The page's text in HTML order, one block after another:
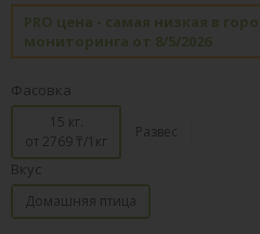
PRO цена - самая низкая в
мониторинга от 8/5/2026
Фасовка
15 кг.
от 2769 ₸/1кг
Развес
Вкус
Домашняя птица